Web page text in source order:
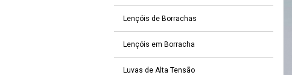
Lençóis de Borrachas
Lençóis em Borracha
Luvas de Alta Tensão